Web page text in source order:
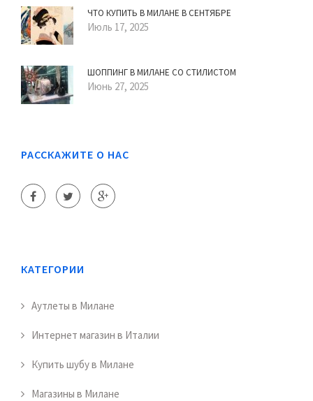
ЧТО КУПИТЬ В МИЛАНЕ В СЕНТЯБРЕ
Июль 17, 2025
ШОППИНГ В МИЛАНЕ СО СТИЛИСТОМ
Июнь 27, 2025
РАССКАЖИТЕ О НАС
КАТЕГОРИИ
Аутлеты в Милане
Интернет магазин в Италии
Купить шубу в Милане
Магазины в Милане